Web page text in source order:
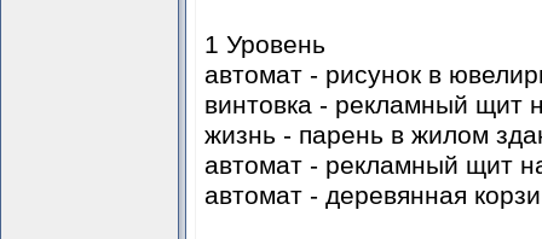
1 Уровень
автомат - рисунок в
винтовка - рекламный щит
жизнь - парень в жилом
автомат - рекламный щит
автомат - деревянная